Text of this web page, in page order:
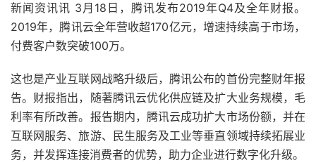
新闻资讯讯 3月18日，腾讯发布2019年Q4及全年财报。
2019年，腾讯云全年营收超170亿元，增速持续高于市场，
付费客户数突破100万。
这也是产业互联网战略升级后，腾讯公布的首份完整财年报
告。财报指出，随著腾讯云优化供应链及扩大业务规模，毛
利率有所改善。报告期内，腾讯云成功扩大市场份额，并在
互联网服务、旅游、民生服务及工业等垂直领域持续拓展业
务，并发挥连接消费者的优势，助力企业进行数字化升级。